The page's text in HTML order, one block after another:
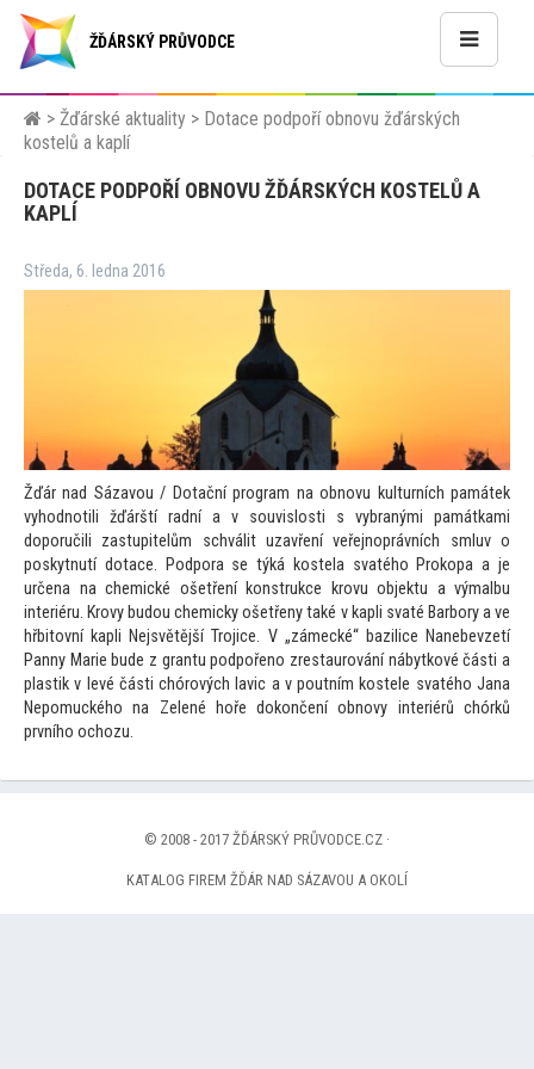
ŽĎÁRSKÝ PRŮVODCE
> Žďárské aktuality > Dotace podpoří obnovu žďárských
kostelů a kaplí
DOTACE PODPOŘÍ OBNOVU ŽĎÁRSKÝCH KOSTELŮ A
KAPLÍ
Středa, 6. ledna 2016
Žďár nad Sázavou / Dotační program na obnovu kulturních památek
vyhodnotili žďárští radní a v souvislosti s vybranými památkami
doporučili zastupitelům schválit uzavření veřejnoprávních smluv o
poskytnutí dotace. Podpora se týká kostela svatého Prokopa a je
určena na chemické ošetření konstrukce krovu objektu a výmalbu
interiéru. Krovy budou chemicky ošetřeny také v kapli svaté Barbory a ve
hřbitovní kapli Nejsvětější Trojice. V „zámecké“ bazilice Nanebevzetí
Panny Marie bude z grantu podpořeno zrestaurování nábytkové části a
plastik v levé části chórových lavic a v poutním kostele svatého Jana
Nepomuckého na Zelené hoře dokončení obnovy interiérů chórků
prvního ochozu.
© 2008 - 2017 ŽĎÁRSKÝ PRŮVODCE.CZ ·
KATALOG FIREM ŽĎÁR NAD SÁZAVOU A OKOLÍ